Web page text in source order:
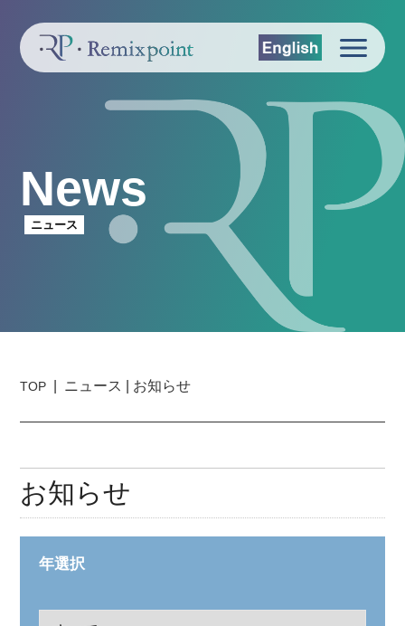
News
ニュース
TOP ニュース | お知らせ
お知らせ
年選択